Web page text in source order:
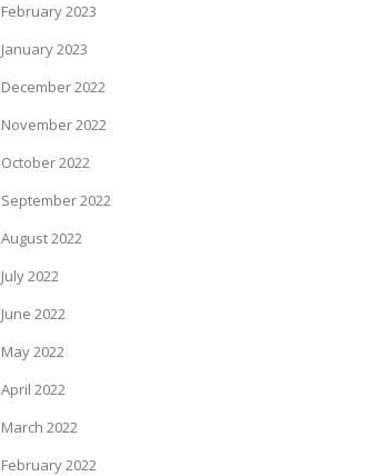
February 2023
January 2023
December 2022
November 2022
October 2022
September 2022
August 2022
July 2022
June 2022
May 2022
April 2022
March 2022
February 2022